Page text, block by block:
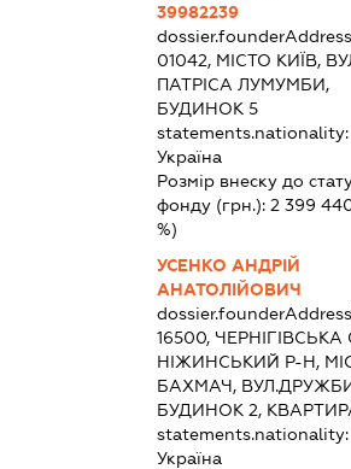
39982239
dossier.founderAddress
01042, МІСТО КИЇВ,
ПАТРІСА ЛУМУМБИ,
БУДИНОК 5
statements.nationality:
Україна
Розмір внеску до
фонду (грн.): 2 399
%)
УСЕНКО АНДРІЙ
АНАТОЛІЙОВИЧ
dossier.founderAddress
16500, ЧЕРНІГІВСЬКА
НІЖИНСЬКИЙ Р-Н,
БАХМАЧ,
БУДИНОК 2,
statements.nationality:
Україна